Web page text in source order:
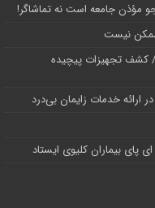
مؤذن جامعه است نه تماشاگر!
نیست
کشف تجهیزات پیچیده
پای بیماران کلیوی ایستاد